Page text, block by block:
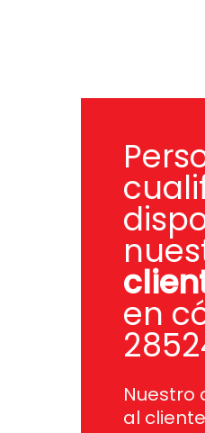
en
Nuestro
al